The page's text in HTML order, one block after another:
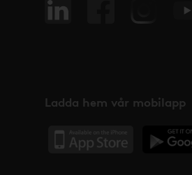
Ladda hem vår mobilapp